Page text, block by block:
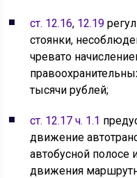
ст. 12.16, 12.19
стоянки,
чревато
тысячи рублей;
ст. 12.17 ч. 1.1
движение
автобусной полосе
движения